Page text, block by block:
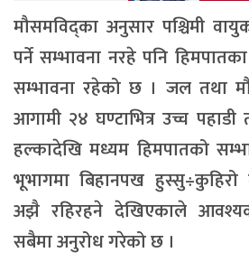
मौसमविद्का अनुसार पश्चिमी
पर्ने सम्भावना नरहे पनि
सम्भावना रहेको छ । जल तथा
आगामी २४ घण्टाभित्र उच्च
हल्कादेखि मध्यम हिमपातको
भूभागमा बिहानपख हुस्सु÷कुहिरो
अझै रहिरहने देखिएकाले
सबैमा अनुरोध गरेको छ ।